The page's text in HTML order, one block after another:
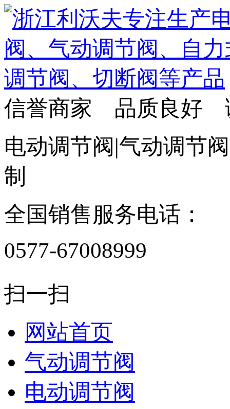
信誉商家 品质良好
电动调节阀|气动调节
制
全国销售服务电话：
0577-67008999
扫一扫
网站首页
气动调节阀
电动调节阀